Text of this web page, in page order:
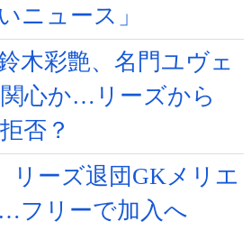
ニュース」
木彩艶、名門ユヴェ
心か…リーズから
否？
リーズ退団GKメリエ
フリーで加入へ